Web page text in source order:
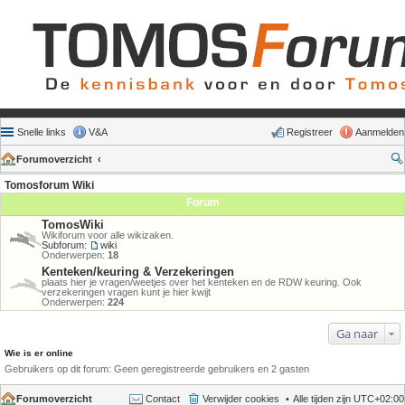
Snelle links V&A Aanmelden
Registreer
Forumoverzicht
Tomosforum Wiki
Forum
TomosWiki
Wikiforum voor alle wikizaken.
Subforum:
wiki
Onderwerpen: 18
Kenteken/keuring & Verzekeringen
plaats hier je vragen/weetjes over het kenteken en de RDW keuring. Ook
verzekeringen vragen kunt je hier kwijt
Onderwerpen: 224
Ga naar
Wie is er online
Gebruikers op dit forum: Geen geregistreerde gebruikers en 2 gasten
Forumoverzicht Alle tijden zijn UTC+02:00
Verwijder cookies
Contact